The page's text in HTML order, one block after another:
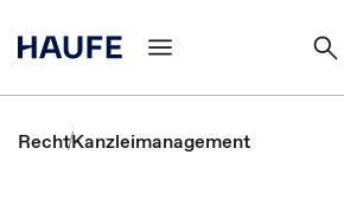
RechtKanzleimanagement